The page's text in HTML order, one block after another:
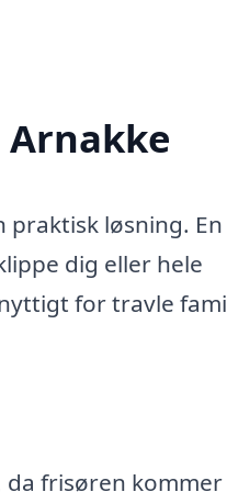
løsning. En
dig eller hele
for travle
frisøren